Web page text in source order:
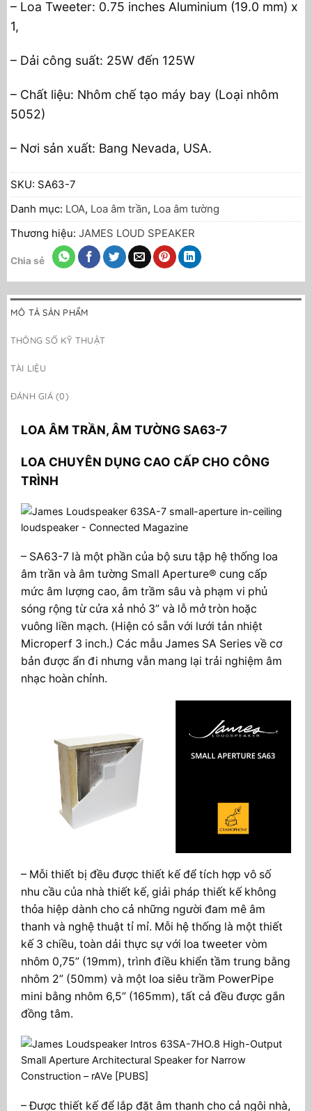
– Loa Tweeter: 0.75 inches Aluminium (19.0 mm) x
1,
– Dải công suất: 25W đến 125W
– Chất liệu: Nhôm chế tạo máy bay (Loại nhôm
5052)
– Nơi sản xuất: Bang Nevada, USA.
SKU: SA63-7
Danh mục: LOA, Loa âm trần, Loa âm tường
Thương hiệu: JAMES LOUD SPEAKER
Chia sẻ
MÔ TẢ SẢN PHẨM
THÔNG SỐ KỸ THUẬT
TÀI LIỆU
ĐÁNH GIÁ (0)
LOA ÂM TRẦN, ÂM TƯỜNG SA63-7
LOA CHUYÊN DỤNG CAO CẤP CHO CÔNG
TRÌNH
– SA63-7 là một phần của bộ sưu tập hệ thống loa
âm trần và âm tường Small Aperture® cung cấp
mức âm lượng cao, âm trầm sâu và phạm vi phủ
sóng rộng từ cửa xả nhỏ 3” và lỗ mở tròn hoặc
vuông liền mạch. (Hiện có sẵn với lưới tản nhiệt
Microperf 3 inch.) Các mẫu James SA Series về cơ
bản được ẩn đi nhưng vẫn mang lại trải nghiệm âm
nhạc hoàn chỉnh.
– Mỗi thiết bị đều được thiết kế để tích hợp vô số
nhu cầu của nhà thiết kế, giải pháp thiết kế không
thỏa hiệp dành cho cả những người đam mê âm
thanh và nghệ thuật tỉ mỉ. Mỗi hệ thống là một thiết
kế 3 chiều, toàn dải thực sự với loa tweeter vòm
nhôm 0,75” (19mm), trình điều khiển tầm trung bằng
nhôm 2” (50mm) và một loa siêu trầm PowerPipe
mini bằng nhôm 6,5” (165mm), tất cả đều được gắn
đồng tâm.
– Được thiết kế để lắp đặt âm thanh cho cả ngôi nhà,